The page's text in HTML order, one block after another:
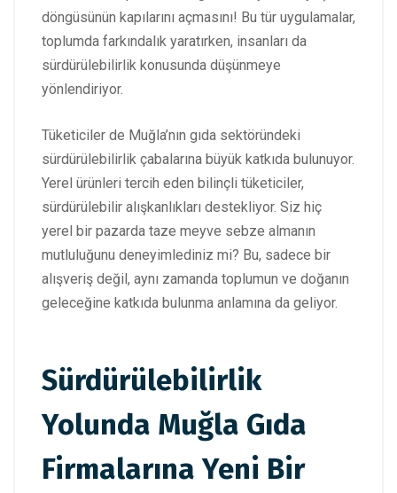
döngüsünün kapılarını açmasını! Bu tür uygulamalar,
toplumda farkındalık yaratırken, insanları da
sürdürülebilirlik konusunda düşünmeye
yönlendiriyor.
Tüketiciler de Muğla’nın gıda sektöründeki
sürdürülebilirlik çabalarına büyük katkıda bulunuyor.
Yerel ürünleri tercih eden bilinçli tüketiciler,
sürdürülebilir alışkanlıkları destekliyor. Siz hiç
yerel bir pazarda taze meyve sebze almanın
mutluluğunu deneyimlediniz mi? Bu, sadece bir
alışveriş değil, aynı zamanda toplumun ve doğanın
geleceğine katkıda bulunma anlamına da geliyor.
Sürdürülebilirlik
Yolunda Muğla Gıda
Firmalarına Yeni Bir